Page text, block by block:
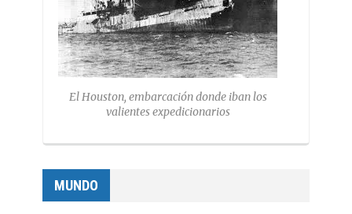
El Houston, embarcación donde iban los
valientes expedicionarios
MUNDO